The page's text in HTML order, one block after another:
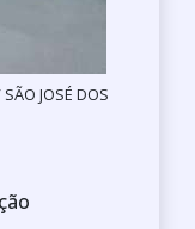
JOSÉ DOS